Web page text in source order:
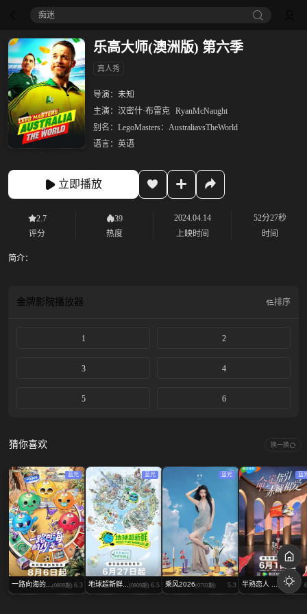
痴迷
乐高大师(澳洲版) 第六季
真人秀
导演： 未知
主演： 汉密什·布雷克 RyanMcNaught
别名： LegoMasters：AustraliavsTheWorld
语言： 英语
立即播放
2.7
评分
39
热度
2024.04.14
上映时间
52分27秒
时间
简介：
金牌影院播放器 排序
1 2
3 4
5 6
猜你喜欢 换一换
蓝光
一路向海的... (0809期) 6.3
蓝光
地球超新鲜... (0809期) 6.5
蓝光
乘风2026(0703期) 5.3
蓝
半熟恋人 ... (0804期)